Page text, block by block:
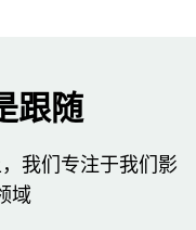
跟随
我们专注于我们影
域